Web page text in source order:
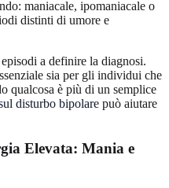
maniacale, ipomaniacale o
distinti di umore e
a definire la diagnosi.
sia per gli individui che
qualcosa è più di un semplice
disturbo bipolare può aiutare
Elevata: Mania e